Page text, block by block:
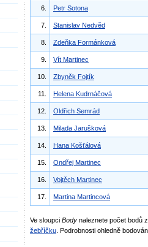
6. Petr Sotona
7. Stanislav Nedvěd
8. Zdeňka Formánková
9. Vít Martinec
10. Zbyněk Fojtík
11. Helena Kudrnáčová
12. Oldřich Semrád
13. Milada Jarušková
14. Hana Košťálová
15. Ondřej Martinec
16. Vojtěch Martinec
17. Martina Martincová
Ve sloupci Body naleznete počet bodů
žebříčku . Podrobnosti ohledně